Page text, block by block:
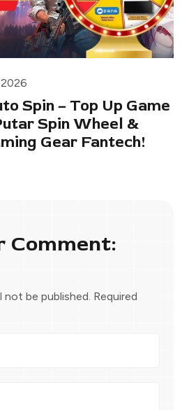
Spin – Top Up Game
Spin Wheel &
Gear Fantech!
Comment:
not be published. Required